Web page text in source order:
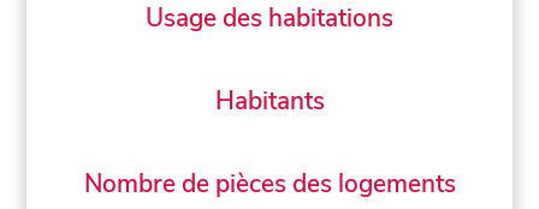
Usage des habitations
Habitants
Nombre de pièces des logements